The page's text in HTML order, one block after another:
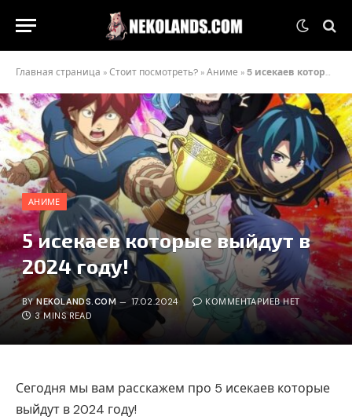
Главная страница »Стоит посмотреть? »Аниме »5 исекаев которые выйдут в 2024 году!
АНИМЕ
5 исекаев которые выйдут в
2024 году!
BY NEKOLANDS.COM 17.02.2024
КОММЕНТАРИЕВ НЕТ
3 MINS READ
Сегодня мы вам расскажем про 5 исекаев которые
выйдут в 2024 году!